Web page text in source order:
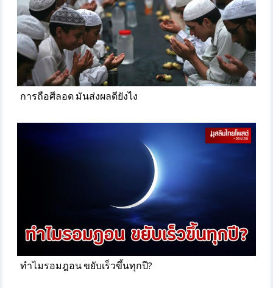
การถือศีลอด มันส่งผลดียังไง
ทำไมรอมฎอน ขยับเร็วขึ้นทุกปี?